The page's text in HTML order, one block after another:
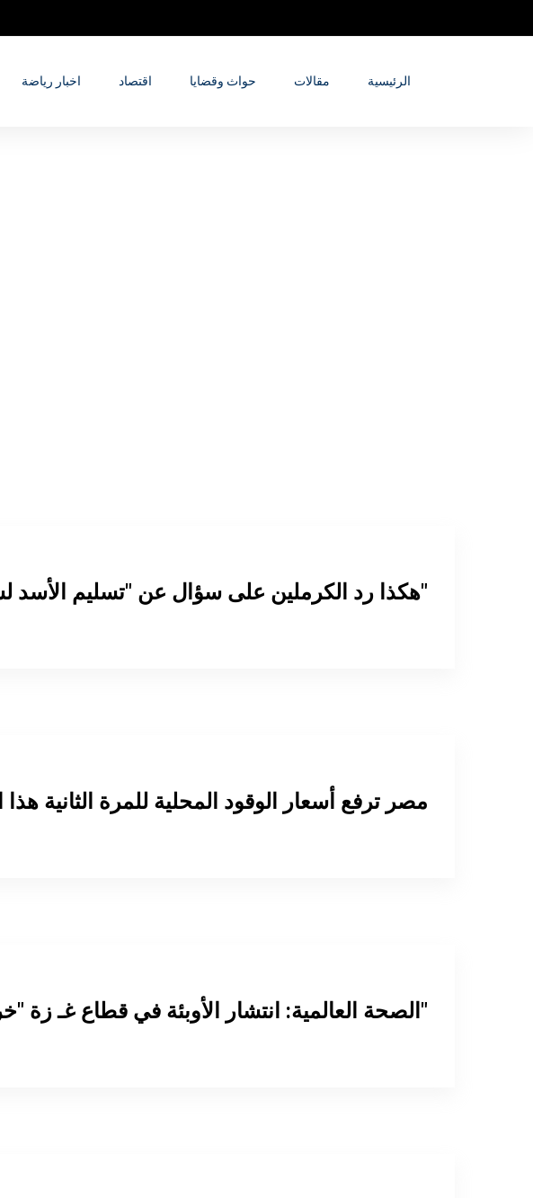
اخبار رياضة اقتصاد حواث وقضايا مقالات الرئيسية
هكذا رد الكرملين على سؤال عن "تسليم الأسد لسوريا"
مصر ترفع أسعار الوقود المحلية للمرة الثانية هذا
الصحة العالمية: انتشار الأوبئة في قطاع غـ زة "خرج عن السيطرة"